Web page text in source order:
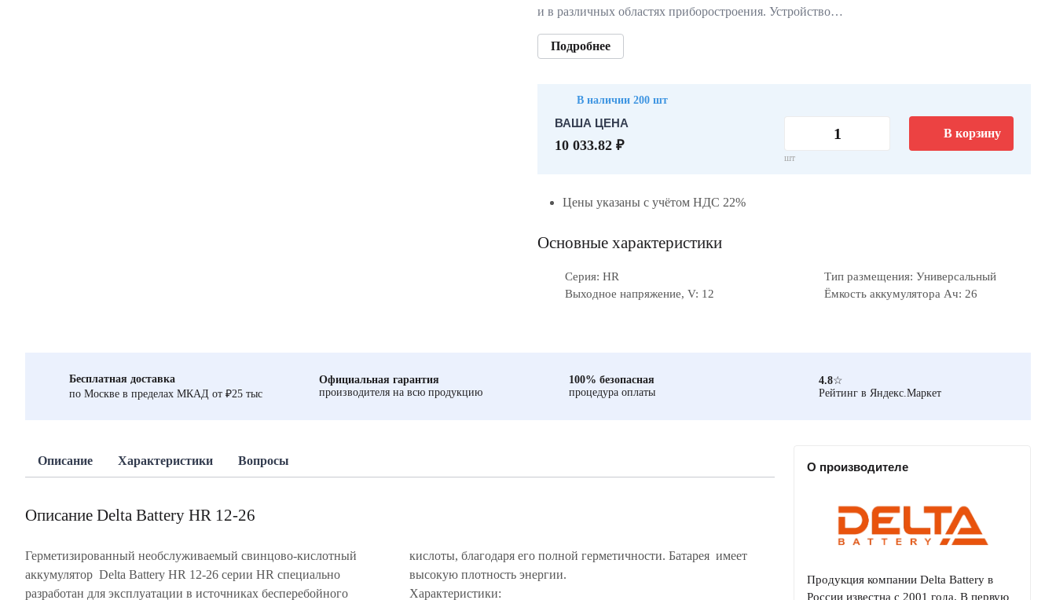
и в различных областях приборостроения. Устройство…
Подробнее
В наличии 200 шт
ВАША ЦЕНА
10 033.82 ₽
шт
В корзину
Цены указаны с учётом НДС 22%
Основные характеристики
Серия: HR
Тип размещения: Универсальный
Выходное напряжение, V: 12
Ёмкость аккумулятора Ач: 26
Бесплатная доставка
по Москве в пределах МКАД от ₽25 тыс
Официальная гарантия
производителя на всю продукцию
100% безопасная
процедура оплаты
4.8☆
Рейтинг в Яндекс.Маркет
Описание Характеристики Вопросы
Описание Delta Battery HR 12-26
Герметизированный необслуживаемый свинцово-кислотный
аккумулятор Delta Battery HR 12-26 серии HR специально
разработан для эксплуатации в источниках бесперебойного
кислоты, благодаря его полной герметичности. Батарея имеет
высокую плотность энергии.
Характеристики:
О производителе
Продукция компании Delta Battery в
России известна с 2001 года. В первую